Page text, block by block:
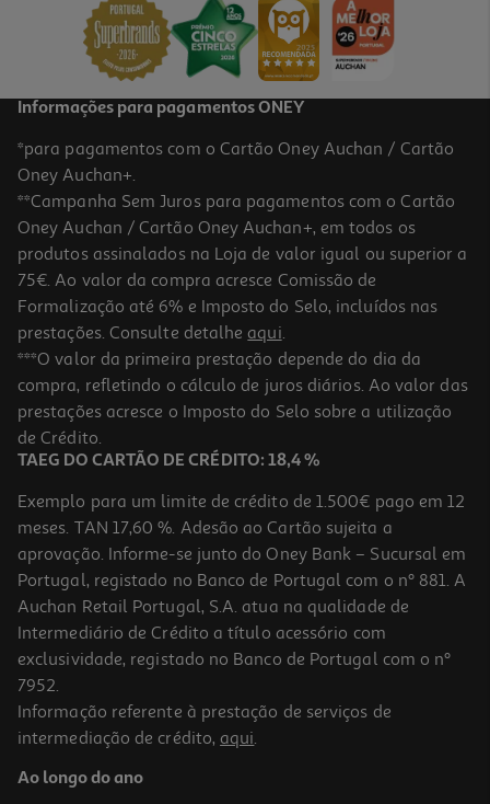
Informações para pagamentos ONEY
*para pagamentos com o Cartão Oney Auchan / Cartão
Oney Auchan+.
**Campanha Sem Juros para pagamentos com o Cartão
Oney Auchan / Cartão Oney Auchan+, em todos os
produtos assinalados na Loja de valor igual ou superior a
75€. Ao valor da compra acresce Comissão de
Formalização até 6% e Imposto do Selo, incluídos nas
prestações. Consulte detalhe aqui.
***O valor da primeira prestação depende do dia da
compra, refletindo o cálculo de juros diários. Ao valor das
prestações acresce o Imposto do Selo sobre a utilização
de Crédito.
TAEG DO CARTÃO DE CRÉDITO: 18,4 %
Exemplo para um limite de crédito de 1.500€ pago em 12
meses. TAN 17,60 %. Adesão ao Cartão sujeita a
aprovação. Informe-se junto do Oney Bank – Sucursal em
Portugal, registado no Banco de Portugal com o nº 881. A
Auchan Retail Portugal, S.A. atua na qualidade de
Intermediário de Crédito a título acessório com
exclusividade, registado no Banco de Portugal com o nº
7952.
Informação referente à prestação de serviços de
intermediação de crédito, aqui.
Ao longo do ano